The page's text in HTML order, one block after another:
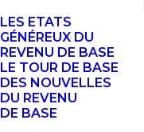
LES ETATS
GÉNÉREUX DU
REVENU DE BASE
LE TOUR DE BASE
DES NOUVELLES
DU REVENU
DE BASE